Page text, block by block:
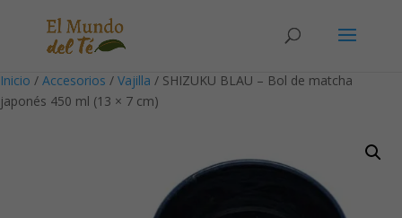
Inicio / Accesorios / Vajilla / SHIZUKU BLAU – Bol de matcha
japonés 450 ml (13 × 7 cm)